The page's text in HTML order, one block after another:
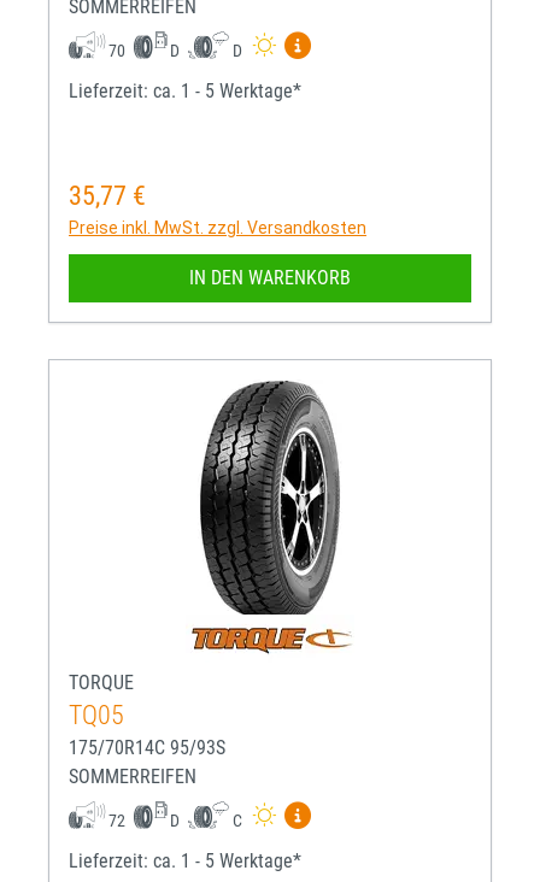
SOMMERREIFEN
70 D D
Mehr Informationen zum
Lieferzeit: ca. 1 - 5 Werktage*
Regulärer Preis:
35,77 €
Preise inkl. MwSt. zzgl. Versandkosten
IN DEN WARENKORB
TORQUE
TQ05
175/70R14C 95/93S
SOMMERREIFEN
72 D C
Mehr Informationen zum
Lieferzeit: ca. 1 - 5 Werktage*